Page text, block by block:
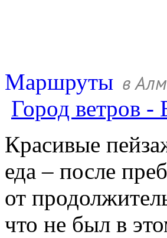
Маршруты в
Город ветров -
Красивые
еда – после
от
что не был в